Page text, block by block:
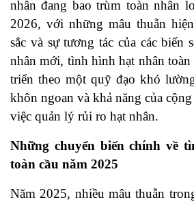
nhân đang bao trùm toàn nhân
2026, với những mâu thuẫn
sắc và sự tương tác của các biến
nhân mới, tình hình hạt nhân toàn
triển theo một quỹ đạo khó
khôn ngoan và khả năng của
việc quản lý rủi ro hạt nhân.
Những chuyển biến chính về
toàn cầu năm 2025
Năm 2025, nhiều mâu thuẫn